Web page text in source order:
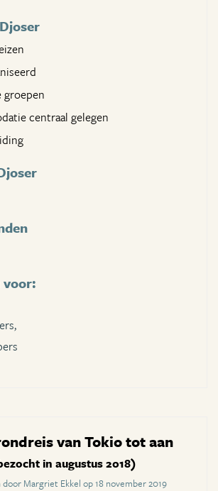
centraal gelegen
voor:
van Tokio tot aan
in augustus 2018)
door Margriet Ekkel op 18 november 2019